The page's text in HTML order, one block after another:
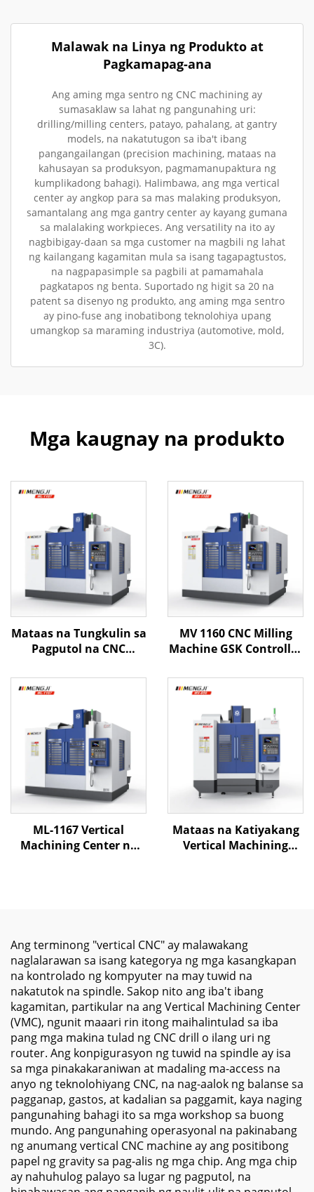
Malawak na Linya ng Produkto at
Pagkamapag-ana
Ang aming mga sentro ng CNC machining ay
sumasaklaw sa lahat ng pangunahing uri:
drilling/milling centers, patayo, pahalang, at gantry
models, na nakatutugon sa iba't ibang
pangangailangan (precision machining, mataas na
kahusayan sa produksyon, pagmamanupaktura ng
kumplikadong bahagi). Halimbawa, ang mga vertical
center ay angkop para sa mas malaking produksyon,
samantalang ang mga gantry center ay kayang gumana
sa malalaking workpieces. Ang versatility na ito ay
nagbibigay-daan sa mga customer na magbili ng lahat
ng kailangang kagamitan mula sa isang tagapagtustos,
na nagpapasimple sa pagbili at pamamahala
pagkatapos ng benta. Suportado ng higit sa 20 na
patent sa disenyo ng produkto, ang aming mga sentro
ay pino-fuse ang inobatibong teknolohiya upang
umangkop sa maraming industriya (automotive, mold,
3C).
Mga kaugnay na produkto
Mataas na Tungkulin sa
Pagputol na CNC
Center ML-1167 X1100
Y600 Z700 BT-40
Dalawang Linear
Guides at Isang
Pinatigas na Riles
MV 1160 CNC Milling
Machine GSK Controller
Center para sa
Metalworking BT40
Spindle Taper XYZ
Travel 1100*600*600
ML-1167 Vertical
Machining Center na
Mataas na Katiyakang
Vertical Machining
Rigidity
Ang terminong "vertical CNC" ay malawakang
naglalarawan sa isang kategorya ng mga kasangkapan
na kontrolado ng kompyuter na may tuwid na
nakatutok na spindle. Sakop nito ang iba't ibang
kagamitan, partikular na ang Vertical Machining Center
(VMC), ngunit maaari rin itong maihalintulad sa iba
pang mga makina tulad ng CNC drill o ilang uri ng
router. Ang konpigurasyon ng tuwid na spindle ay isa
sa mga pinakakaraniwan at madaling ma-access na
anyo ng teknolohiyang CNC, na nag-aalok ng balanse sa
pagganap, gastos, at kadalian sa paggamit, kaya naging
pangunahing bahagi ito sa mga workshop sa buong
mundo. Ang pangunahing operasyonal na pakinabang
ng anumang vertical CNC machine ay ang positibong
papel ng gravity sa pag-alis ng mga chip. Ang mga chip
ay nahuhulog palayo sa lugar ng pagputol, na